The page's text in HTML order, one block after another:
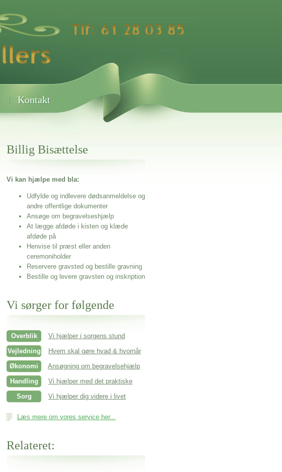
Kontakt
Billig Bisættelse
Vi kan hjælpe med bla:
Udfylde og indlevere dødsanmeldelse og
andre offentlige dokumenter
Ansøge om begravelseshjælp
At lægge afdøde i kisten og klæde
afdøde på
Henvise til præst eller anden
ceremoniholder
Reservere gravsted og bestille gravning
Bestille og levere gravsten og inskription
Vi sørger for følgende
Overblik
Vi hjælper i sorgens stund
Vejledning
Hvem skal gøre hvad & hvornår
Økonomi
Ansøgning om begravelsehjælp
Handling
Vi hjælper med det praktiske
Sorg
Vi hjælper dig videre i livet
Læs mere om vores service her...
Relateret: